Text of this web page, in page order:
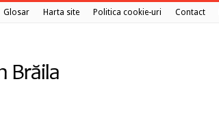
Glosar Harta site Politica cookie-uri Contact